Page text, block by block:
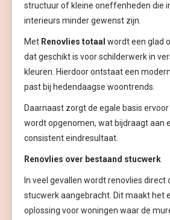
structuur of kleine oneffenheden die
interieurs minder gewenst zijn.
Met Renovlies totaal wordt een glad
dat geschikt is voor schilderwerk in
kleuren. Hierdoor ontstaat een
past bij hedendaagse woontrends.
Daarnaast zorgt de egale basis
wordt opgenomen, wat bijdraagt aan
consistent eindresultaat.
Renovlies over bestaand stucwerk
In veel gevallen wordt renovlies direct
stucwerk aangebracht. Dit maakt het
oplossing voor woningen waar de